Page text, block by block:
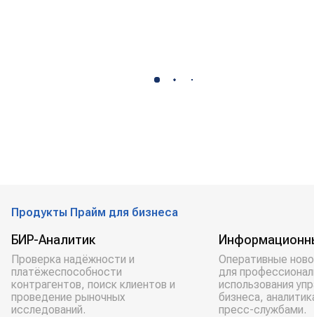
Продукты Прайм для бизнеса
БИР-Аналитик
Проверка надёжности и
платёжеспособности
контрагентов, поиск клиентов и
проведение рыночных
исследований.
Оперативные
для
использования
бизнеса,
пресс-службами.